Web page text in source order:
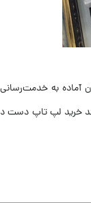
آماده به
خرید لپ تاپ